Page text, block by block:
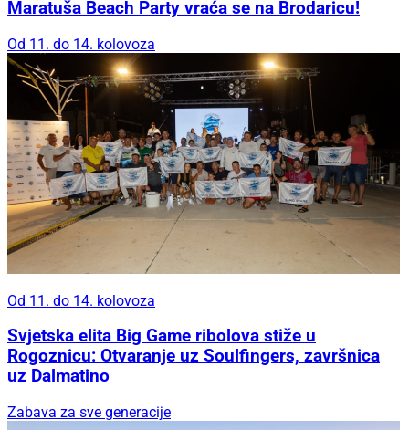
Maratuša Beach Party vraća se na Brodaricu!
Od 11. do 14. kolovoza
Od 11. do 14. kolovoza
Svjetska elita Big Game ribolova stiže u
Rogoznicu: Otvaranje uz Soulfingers, završnica
uz Dalmatino
Zabava za sve generacije